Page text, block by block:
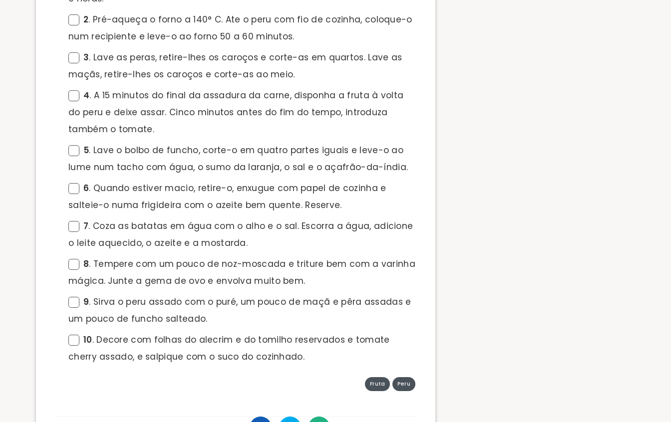
2. Pré-aqueça o forno a 140° C. Ate o peru com fio de cozinha, coloque-o
num recipiente e leve-o ao forno 50 a 60 minutos.
3. Lave as peras, retire-lhes os caroços e corte-as em quartos. Lave as
maçãs, retire-lhes os caroços e corte-as ao meio.
4. A 15 minutos do final da assadura da carne, disponha a fruta à volta
do peru e deixe assar. Cinco minutos antes do fim do tempo, introduza
também o tomate.
5. Lave o bolbo de funcho, corte-o em quatro partes iguais e leve-o ao
lume num tacho com água, o sumo da laranja, o sal e o açafrão-da-índia.
6. Quando estiver macio, retire-o, enxugue com papel de cozinha e
salteie-o numa frigideira com o azeite bem quente. Reserve.
7. Coza as batatas em água com o alho e o sal. Escorra a água, adicione
o leite aquecido, o azeite e a mostarda.
8. Tempere com um pouco de noz-moscada e triture bem com a varinha
mágica. Junte a gema de ovo e envolva muito bem.
9. Sirva o peru assado com o puré, um pouco de maçã e pêra assadas e
um pouco de funcho salteado.
10. Decore com folhas do alecrim e do tomilho reservados e tomate
cherry assado, e salpique com o suco do cozinhado.
Fruta Peru